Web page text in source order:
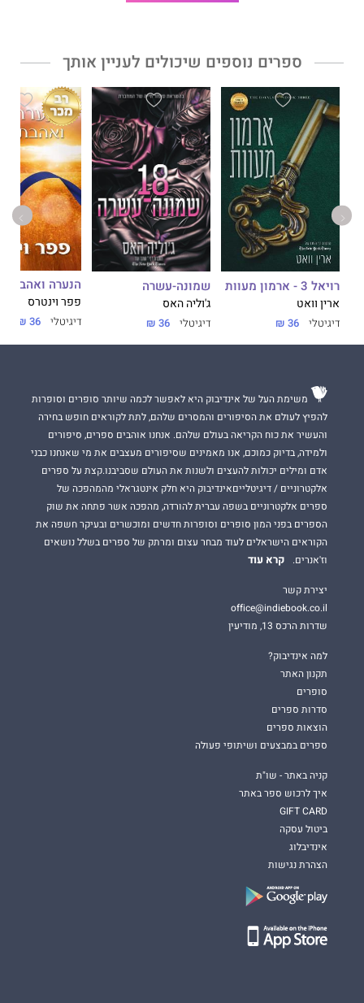
***
מוטרפים מלידההוא החלק השני בדואט מתח רומנטי ומסועף מאת
טרישה וולף. חלקי הפאזל מתחילים להתחבר זה לזה ולהציג תשתית
אפלה של אהבה מוטרפת כנגד כל הסיכויים.
ספרים נוספים שיכולים לעניין אותך
רויאל 3 - ארמון מעוות
ארין וואט
דיגיטלי 36 ₪
שמונה-עשרה
ג'וליה האס
דיגיטלי 36 ₪
הנערה ואהבתה
פפר וינטרס
דיגיטלי 36 ₪
משימת העל של אינדיבוק היא לאפשר לכמה שיותר סופרים וסופרות
להפיץ לעולם את הסיפורים והמסרים שלהם, לתת לקוראים חופש בחירה
והעשיר את כוח הקריאה בעולם שלהם. אנחנו אוהבים ספרים, סיפורים
ולמידה, בדיוק כמוכם, אנו מאמינים שסיפורים מעצבים את מי שאנחנו כבני
אדם ומילים יכולות להעצים ולשנות את העולם שסביבנו.קצת על ספרים
אלקטרוניים / דיגיטלייםאינדיבוק היא חלק אינטגראלי מהמהפכה של
ספרים אלקטרוניים בשפה עברית להורדה, מהפכה אשר פתחה את שוק
הספרים בפני המון סופרים וסופרות חדשים ומוכשרים ובעיקר חשפה את
הקוראים הישראלים לעוד מבחר עצום ומרתק של ספרים בשלל נושאים
וז'אנרים.
קרא עוד
יצירת קשר
office@indiebook.co.il
שדרות הרכס 13, מודיעין
למה אינדיבוק?
תקנון האתר
סופרים
סדרות ספרים
הוצאות ספרים
ספרים במבצעים ושיתופי פעולה
קניה באתר - שו"ת
איך לרכוש ספר באתר
GIFT CARD
ביטול עסקה
אינדיבלוג
הצהרת נגישות